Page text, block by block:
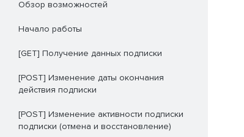
Обзор возможностей
Начало работы
[GET] Получение данных подписки
[POST] Изменение даты окончания
действия подписки
[POST] Изменение активности подписки
подписки (отмена и восстановление)